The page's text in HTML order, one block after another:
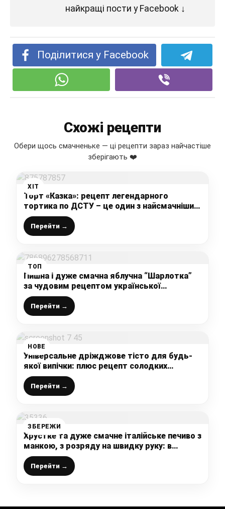
найкращі пости у Facebook ↓
Поділитися у Facebook
Схожі рецепти
Обери щось смачненьке — ці рецепти зараз найчастіше
зберігають ❤️
ХІТ
Торт «Казка»: рецепт легендарного
тортика по ДСТУ – це один з найсмачніших
і найулюбленіших моїх десерти, ще з
дитинства
Перейти →
ТОП
Пишна і дуже смачна яблучна “Шарлотка”
за чудовим рецептом української
господині
Перейти →
НОВЕ
Універсальне дріжджове тісто для будь-
якої випічки: плюс рецепт солодких
пиріжків зі щавлем
Перейти →
ЗБЕРЕЖИ
Хрустке та дуже смачне італійське печиво з
манкою, з розряду на швидку руку: в
магазині не купую, печу сама
Перейти →